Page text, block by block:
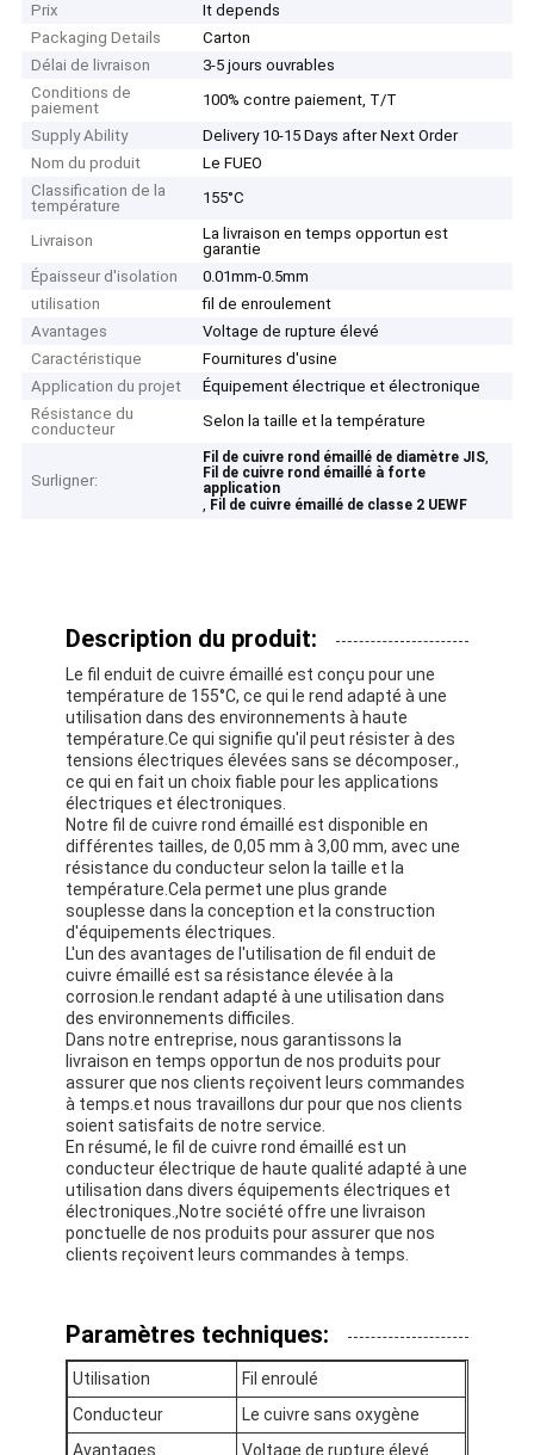
Prix
It depends
Packaging Details
Carton
Délai de livraison
3-5 jours ouvrables
Conditions de
paiement
100% contre paiement, T/T
Supply Ability
Delivery 10-15 Days after Next Order
Nom du produit
Le FUEO
Classification de la
température
155°C
Livraison
La livraison en temps opportun est
garantie
Épaisseur d'isolation
0.01mm-0.5mm
utilisation
fil de enroulement
Avantages
Voltage de rupture élevé
Caractéristique
Fournitures d'usine
Application du projet
Équipement électrique et électronique
Résistance du
conducteur
Selon la taille et la température
Surligner:
Fil de cuivre rond émaillé de diamètre JIS,
Fil de cuivre rond émaillé à forte
application
, Fil de cuivre émaillé de classe 2 UEWF
Description du produit:
Le fil enduit de cuivre émaillé est conçu pour une
température de 155°C, ce qui le rend adapté à une
utilisation dans des environnements à haute
température.Ce qui signifie qu'il peut résister à des
tensions électriques élevées sans se décomposer.,
ce qui en fait un choix fiable pour les applications
électriques et électroniques.
Notre fil de cuivre rond émaillé est disponible en
différentes tailles, de 0,05 mm à 3,00 mm, avec une
résistance du conducteur selon la taille et la
température.Cela permet une plus grande
souplesse dans la conception et la construction
d'équipements électriques.
L'un des avantages de l'utilisation de fil enduit de
cuivre émaillé est sa résistance élevée à la
corrosion.le rendant adapté à une utilisation dans
des environnements difficiles.
Dans notre entreprise, nous garantissons la
livraison en temps opportun de nos produits pour
assurer que nos clients reçoivent leurs commandes
à temps.et nous travaillons dur pour que nos clients
soient satisfaits de notre service.
En résumé, le fil de cuivre rond émaillé est un
conducteur électrique de haute qualité adapté à une
utilisation dans divers équipements électriques et
électroniques.,Notre société offre une livraison
ponctuelle de nos produits pour assurer que nos
clients reçoivent leurs commandes à temps.
Paramètres techniques:
Utilisation
Fil enroulé
Conducteur
Le cuivre sans oxygène
Avantages
Voltage de rupture élevé